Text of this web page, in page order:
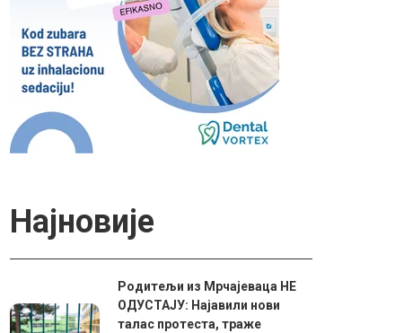
Најновије
Родитељи из Мрчајеваца НЕ
ОДУСТАЈУ: Најавили нови
талас протеста, траже